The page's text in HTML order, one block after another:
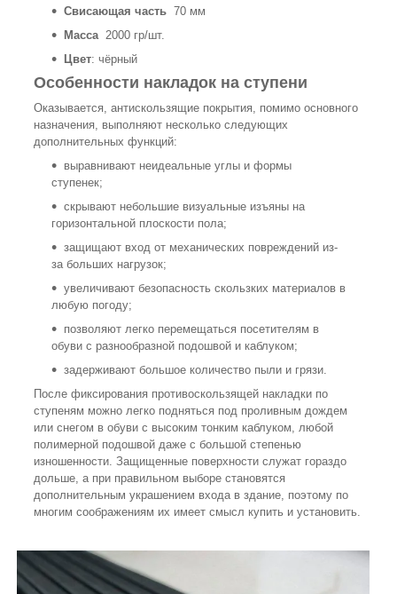
Свисающая часть 70 мм
Масса 2000 гр/шт.
Цвет: чёрный
Особенности накладок на ступени
Оказывается, антискользящие покрытия, помимо основного
назначения, выполняют несколько следующих
дополнительных функций:
выравнивают неидеальные углы и формы
ступенек;
скрывают небольшие визуальные изъяны на
горизонтальной плоскости пола;
защищают вход от механических повреждений из-
за больших нагрузок;
увеличивают безопасность скользких материалов в
любую погоду;
позволяют легко перемещаться посетителям в
обуви с разнообразной подошвой и каблуком;
задерживают большое количество пыли и грязи.
После фиксирования противоскользящей накладки по
ступеням можно легко подняться под проливным дождем
или снегом в обуви с высоким тонким каблуком, любой
полимерной подошвой даже с большой степенью
изношенности. Защищенные поверхности служат гораздо
дольше, а при правильном выборе становятся
дополнительным украшением входа в здание, поэтому по
многим соображениям их имеет смысл купить и установить.